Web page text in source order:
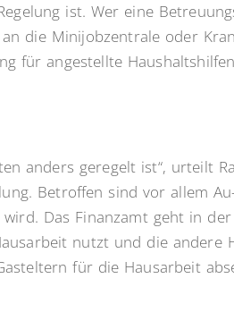
ist. Wer eine
die Minijobzentrale oder
für angestellte
anders geregelt ist“, urteilt
Betroffen sind vor allem
Das Finanzamt geht in der
nutzt und die andere
für die Hausarbeit